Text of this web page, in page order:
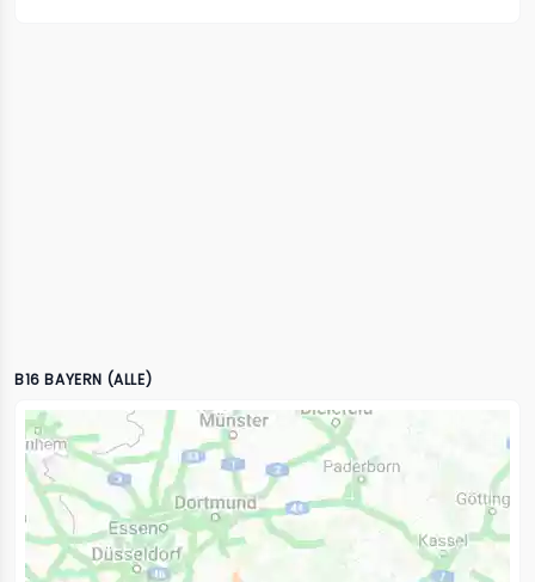
B16 BAYERN (ALLE)